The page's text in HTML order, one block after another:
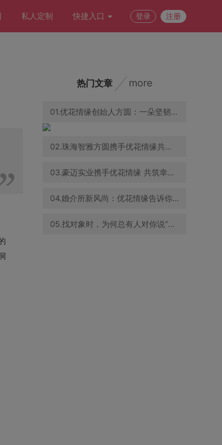
私人定制 快捷入口 登录 注册
热门文章 more
01.优花情缘创始人方圆：一朵坚韧之花，在婚恋交友领域绽放
02.珠海智雅方圆携手优花情缘共促青年婚恋交友事业发展
03.豪迈实业携手优花情缘 共筑幸福家庭与企业文化新篇章
04.婚介所新风尚：优花情缘告诉你，怎样的穿着能吸引异性目光
05.找对象时，为何总有人对你说“我和你很像”？优花情缘为你解答